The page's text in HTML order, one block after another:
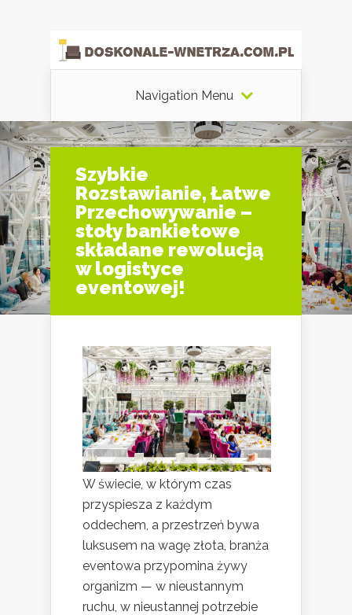
Navigation Menu
Szybkie
Rozstawianie, Łatwe
Przechowywanie –
stoły bankietowe
składane rewolucją
w logistyce
eventowej!
W świecie, w którym czas
przyspiesza z każdym
oddechem, a przestrzeń bywa
luksusem na wagę złota, branża
eventowa przypomina żywy
organizm — w nieustannym
ruchu, w nieustannej potrzebie